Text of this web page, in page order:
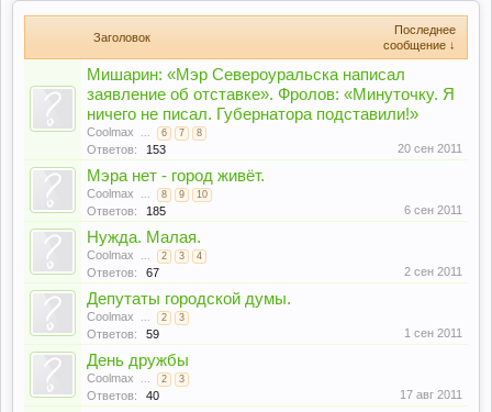
Заголовок
Последнее
сообщение ↓
Мишарин: «Мэр Североуральска написал
заявление об отставке». Фролов: «Минуточку. Я
ничего не писал. Губернатора подставили!»
Coolmax ... 6 7 8
Ответов: 153 20 сен 2011
Мэра нет - город живёт.
Coolmax ... 8 9 10
Ответов: 185 6 сен 2011
Нужда. Малая.
Coolmax ... 2 3 4
Ответов: 67 2 сен 2011
Депутаты городской думы.
Coolmax ... 2 3
Ответов: 59 1 сен 2011
День дружбы
Coolmax ... 2 3
Ответов: 40 17 авг 2011